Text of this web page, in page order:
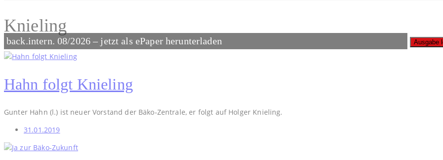
Knieling
Hahn folgt Knieling
Gunter Hahn (l.) ist neuer Vorstand der Bäko-Zentrale, er folgt auf Holger Knieling.
31.01.2019
back.intern. 08/2026 – jetzt als ePaper herunterladen